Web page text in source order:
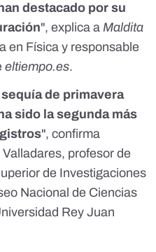
destacado por su
", explica a Maldita
en Física y responsable
eltiempo.es.
sequía de primavera
sido la segunda más
", confirma
, profesor de
de Investigaciones
Nacional de Ciencias
Rey Juan